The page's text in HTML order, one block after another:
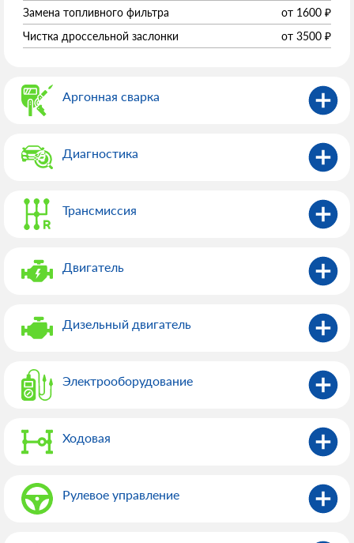
Замена топливного фильтра
от 1600 ₽
Чистка дроссельной заслонки
от 3500 ₽
Аргонная сварка
Диагностика
Трансмиссия
Двигатель
Дизельный двигатель
Электрооборудованиe
Ходовая
Рулевое управление